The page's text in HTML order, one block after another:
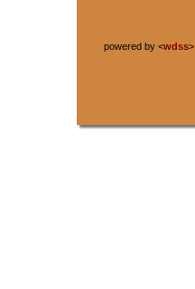
powered by <wdss>